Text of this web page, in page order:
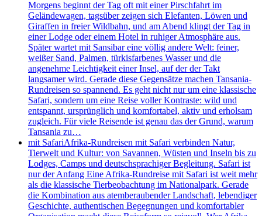
Morgens beginnt der Tag oft mit einer Pirschfahrt im
Geländewagen, tagsüber zeigen sich Elefanten, Löwen und
Giraffen in freier Wildbahn, und am Abend klingt der Tag in
einer Lodge oder einem Hotel in ruhiger Atmosphäre aus.
Später wartet mit Sansibar eine völlig andere Welt: feiner,
weißer Sand, Palmen, türkisfarbenes Wasser und die
angenehme Leichtigkeit einer Insel, auf der der Takt
langsamer wird. Gerade diese Gegensätze machen Tansania-
Rundreisen so spannend. Es geht nicht nur um eine klassische
Safari, sondern um eine Reise voller Kontraste: wild und
entspannt, ursprünglich und komfortabel, aktiv und erholsam
zugleich. Für viele Reisende ist genau das der Grund, warum
Tansania zu…
mit SafariAfrika-Rundreisen mit Safari verbinden Natur,
Tierwelt und Kultur: von Savannen, Wüsten und Inseln bis zu
Lodges, Camps und deutschsprachiger Begleitung. Safari ist
nur der Anfang Eine Afrika-Rundreise mit Safari ist weit mehr
als die klassische Tierbeobachtung im Nationalpark. Gerade
die Kombination aus atemberaubender Landschaft, lebendiger
Geschichte, authentischen Begegnungen und komfortabler